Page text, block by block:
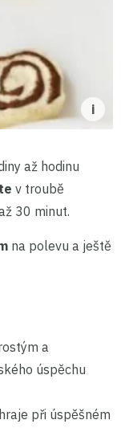
až hodinu
v troubě
30 minut.
na polevu a ještě
a
úspěchu
hraje při úspěšném